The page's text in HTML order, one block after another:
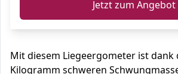
Jetzt zum Angebot
Mit diesem Liegeergometer ist dank
Kilogramm schweren